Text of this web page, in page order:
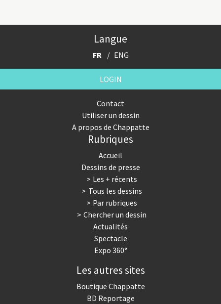
Langue
FR ENG
LOGIN
Contact
Utiliser un dessin
A propos de Chappatte
Rubriques
Accueil
Dessins de presse
Les + récents
Tous les dessins
Par rubriques
Chercher un dessin
Actualités
Spectacle
Expo 360°
Les autres sites
Boutique Chappatte
BD Reportage